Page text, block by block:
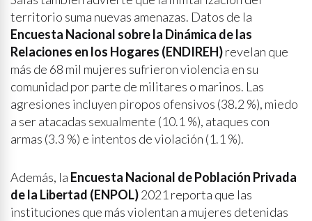
territorio suma nuevas amenazas. Datos de la
Encuesta Nacional sobre la Dinámica de las
Relaciones en los Hogares (ENDIREH)revelan que
más de 68 mil mujeres sufrieron violencia en su
comunidad por parte de militares o marinos. Las
agresiones incluyen piropos ofensivos (38.2 %), miedo
a ser atacadas sexualmente (10.1 %), ataques con
armas (3.3 %) e intentos de violación (1.1 %).
Además, la Encuesta Nacional de Población Privada
de la Libertad (ENPOL)2021 reporta que las
instituciones que más violentan a mujeres detenidas